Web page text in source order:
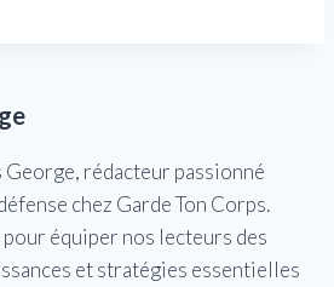
George, rédacteur passionné
chez Garde Ton Corps.
pour équiper nos lecteurs des
et stratégies essentielles